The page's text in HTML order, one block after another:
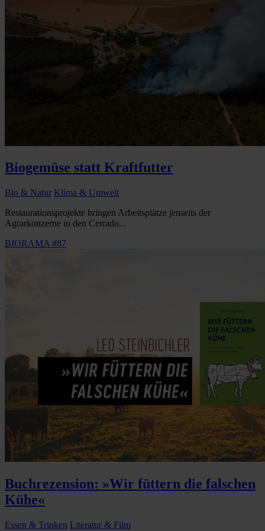
Biogemüse statt Kraftfutter
Bio & Natur Klima & Umwelt
Restaurationsprojekte bringen Arbeitsplätze jenseits der
Agrarkonzerne in den Cerrado...
BIORAMA #87
Buchrezension: »Wir füttern die falschen
Kühe«
Essen & Trinken Literatur & Film